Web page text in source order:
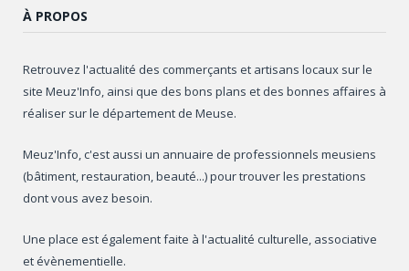
À PROPOS
Retrouvez l'actualité des commerçants et artisans locaux sur le
site Meuz'Info, ainsi que des bons plans et des bonnes affaires à
réaliser sur le département de Meuse.
Meuz'Info, c'est aussi un annuaire de professionnels meusiens
(bâtiment, restauration, beauté...) pour trouver les prestations
dont vous avez besoin.
Une place est également faite à l'actualité culturelle, associative
et évènementielle.